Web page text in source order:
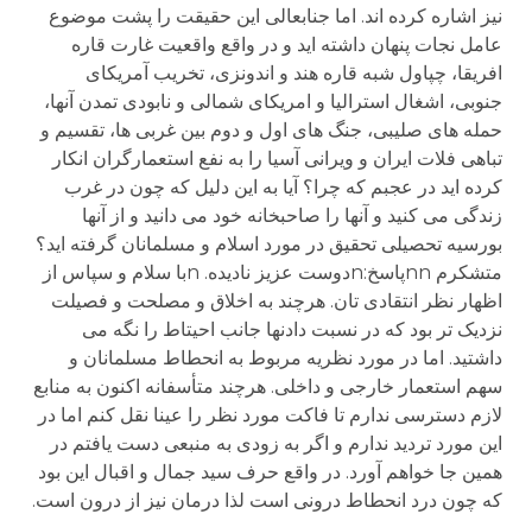
نیز اشاره کرده اند. اما جنابعالی این حقیقت را پشت موضوع
عامل نجات پنهان داشته اید و در واقع واقعیت غارت قاره
افریقا، چپاول شبه قاره هند و اندونزی، تخریب آمریکای
جنوبی، اشغال استرالیا و امریکای شمالی و نابودی تمدن آنها،
حمله های صلیبی، جنگ های اول و دوم بین غربی ها، تقسیم و
تباهی فلات ایران و ویرانی آسیا را به نفع استعمارگران انکار
کرده اید در عجبم که چرا؟ آیا به این دلیل که چون در غرب
زندگی می کنید و آنها را صاحبخانه خود می دانید و از آنها
بورسیه تحصیلی تحقیق در مورد اسلام و مسلمانان گرفته اید؟
متشکرم nnپاسخ:nدوست عزیز نادیده. nبا سلام و سپاس از
اظهار نظر انتقادی تان. هرچند به اخلاق و مصلحت و فصیلت
نزدیک تر بود که در نسبت دادنها جانب احیتاط را نگه می
داشتید. اما در مورد نظریه مربوط به انحطاط مسلمانان و
سهم استعمار خارجی و داخلی. هرچند متأسفانه اکنون به منابع
لازم دسترسی ندارم تا فاکت مورد نظر را عینا نقل کنم اما در
این مورد تردید ندارم و اگر به زودی به منبعی دست یافتم در
همین جا خواهم آورد. در واقع حرف سید جمال و اقبال این بود
که چون درد انحطاط درونی است لذا درمان نیز از درون است.